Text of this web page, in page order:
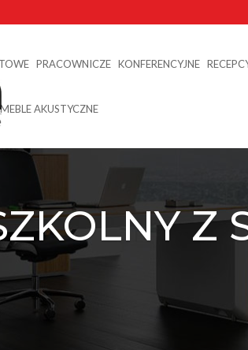
PRACOWNICZE KONFERENCYJNE
AKUSTYCZNE
Z